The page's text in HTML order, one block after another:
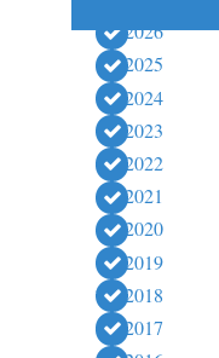
2026
2025
2024
2023
2022
2021
2020
2019
2018
2017